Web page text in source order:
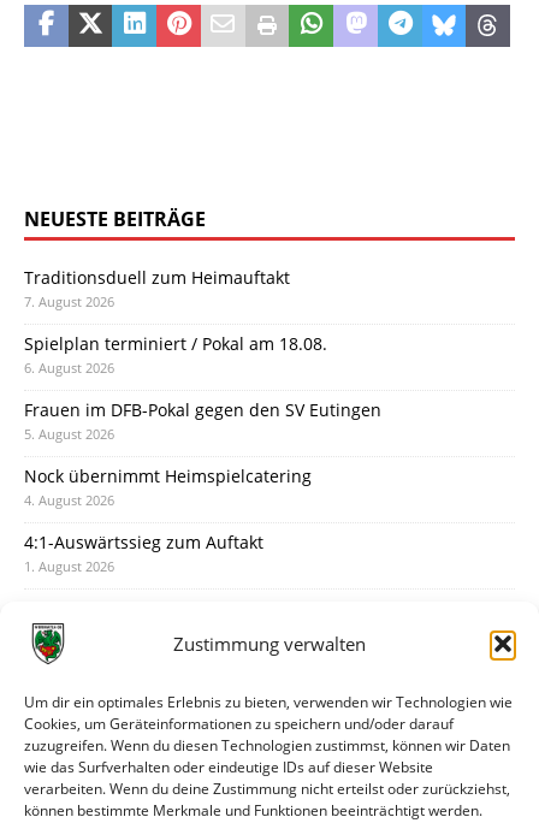
Zustimmung verwalten
Um dir ein optimales Erlebnis zu bieten, verwenden wir Technologien wie
Cookies, um Geräteinformationen zu speichern und/oder darauf
zuzugreifen. Wenn du diesen Technologien zustimmst, können wir Daten
wie das Surfverhalten oder eindeutige IDs auf dieser Website
verarbeiten. Wenn du deine Zustimmung nicht erteilst oder zurückziehst,
können bestimmte Merkmale und Funktionen beeinträchtigt werden.
NEUESTE BEITRÄGE
Traditionsduell zum Heimauftakt
7. August 2026
Spielplan terminiert / Pokal am 18.08.
6. August 2026
Frauen im DFB-Pokal gegen den SV Eutingen
5. August 2026
Nock übernimmt Heimspielcatering
4. August 2026
4:1-Auswärtssieg zum Auftakt
1. August 2026
31. Juli 2026
30. Juli 2026
Deine Spielminute: 89+1
28. Juli 2026
Neuer Rückensponsor